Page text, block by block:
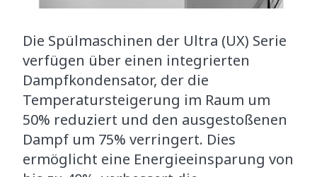
Die Spülmaschinen der Ultra (UX) Serie
verfügen über einen integrierten
Dampfkondensator, der die
Temperatursteigerung im Raum um
50% reduziert und den ausgestoßenen
Dampf um 75% verringert. Dies
ermöglicht eine Energieeinsparung von